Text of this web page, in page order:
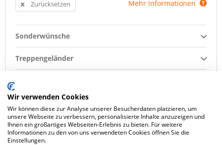
Zurücksetzen Mehr Informationen
Sonderwünsche
Treppengeländer
Setzstufen
Konfiguration zurücksetzen
Wir verwenden Cookies
Wir können diese zur Analyse unserer Besucherdaten platzieren, um
unsere Webseite zu verbessern, personalisierte Inhalte anzuzeigen und
Ihnen ein großartiges Webseiten-Erlebnis zu bieten. Für weitere
Informationen zu den von uns verwendeten Cookies öffnen Sie die
Einstellungen.